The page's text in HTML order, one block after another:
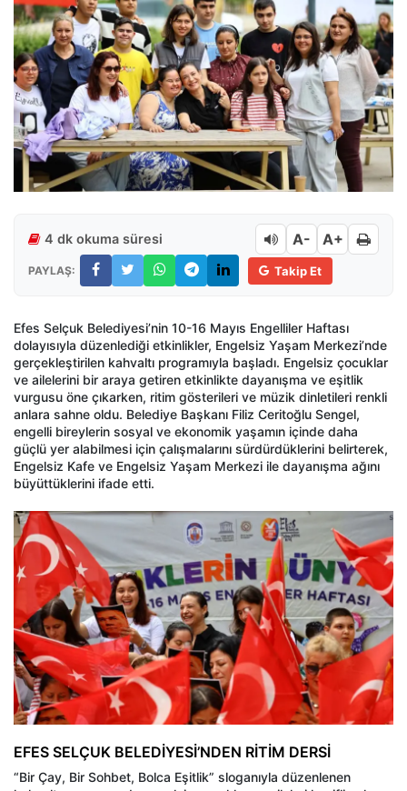
4 dk okuma süresi A- A+
PAYLAŞ: Takip Et
Efes Selçuk Belediyesi’nin 10-16 Mayıs Engelliler Haftası
dolayısıyla düzenlediği etkinlikler, Engelsiz Yaşam Merkezi’nde
gerçekleştirilen kahvaltı programıyla başladı. Engelsiz çocuklar
ve ailelerini bir araya getiren etkinlikte dayanışma ve eşitlik
vurgusu öne çıkarken, ritim gösterileri ve müzik dinletileri renkli
anlara sahne oldu. Belediye Başkanı Filiz Ceritoğlu Sengel,
engelli bireylerin sosyal ve ekonomik yaşamın içinde daha
güçlü yer alabilmesi için çalışmalarını sürdürdüklerini belirterek,
Engelsiz Kafe ve Engelsiz Yaşam Merkezi ile dayanışma ağını
büyüttüklerini ifade etti.
EFES SELÇUK BELEDİYESİ’NDEN RİTİM DERSİ
“Bir Çay, Bir Sohbet, Bolca Eşitlik” sloganıyla düzenlenen